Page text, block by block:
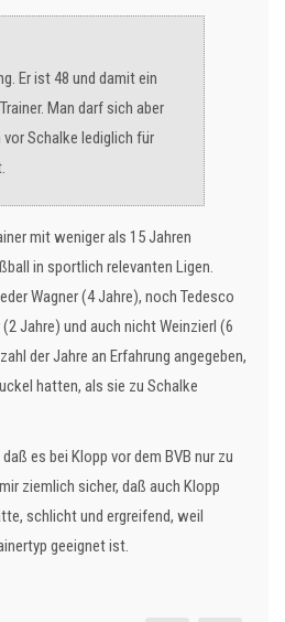
Er ist 48 und damit ein
Man darf sich aber
Schalke lediglich für
mit weniger als 15 Jahren
in sportlich relevanten Ligen.
Wagner (4 Jahre), noch Tedesco
Jahre) und auch nicht Weinzierl (6
der Jahre an Erfahrung angegeben,
hatten, als sie zu Schalke
es bei Klopp vor dem BVB nur zu
ziemlich sicher, daß auch Klopp
schlicht und ergreifend, weil
geeignet ist.